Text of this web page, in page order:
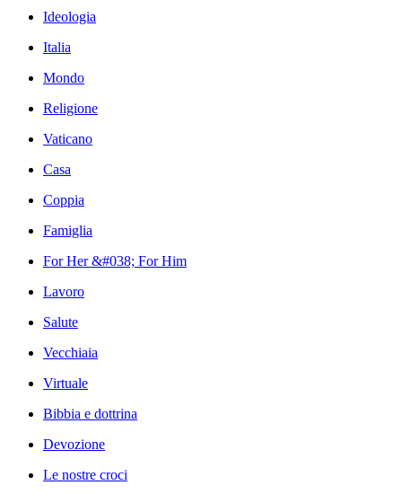
Ideologia
Italia
Mondo
Religione
Vaticano
Casa
Coppia
Famiglia
For Her &#038; For Him
Lavoro
Salute
Vecchiaia
Virtuale
Bibbia e dottrina
Devozione
Le nostre croci